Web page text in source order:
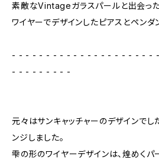
素敵なVintageガラスパールと出会っ
ワイヤーでデザインしたピアスとペンダ
- - - - - - - - - - - - - - - - - - - - -
- - - - - - - - -
元々はサンキャッチャーのデザインでし
ンジしました。
雫の形のワイヤーデザインは、煌めく